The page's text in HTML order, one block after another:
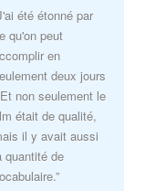
été étonné par
qu'on peut
en
deux jours
non seulement le
était de qualité,
il y avait aussi
quantité de